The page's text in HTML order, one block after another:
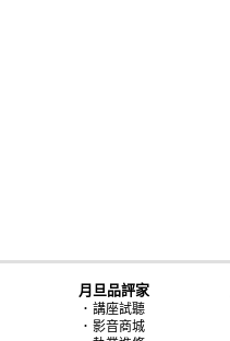
月旦品評家
． 講座試聽
． 影音商城